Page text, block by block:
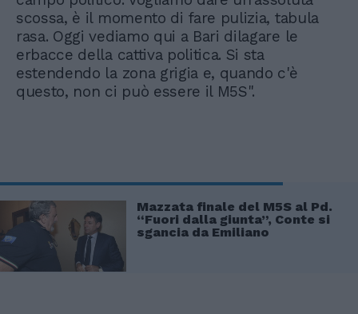
scossa, è il momento di fare pulizia, tabula
rasa. Oggi vediamo qui a Bari dilagare le
erbacce della cattiva politica. Si sta
estendendo la zona grigia e, quando c'è
questo, non ci può essere il M5S".
Mazzata finale del M5S al Pd.
“Fuori dalla giunta”, Conte si
sgancia da Emiliano